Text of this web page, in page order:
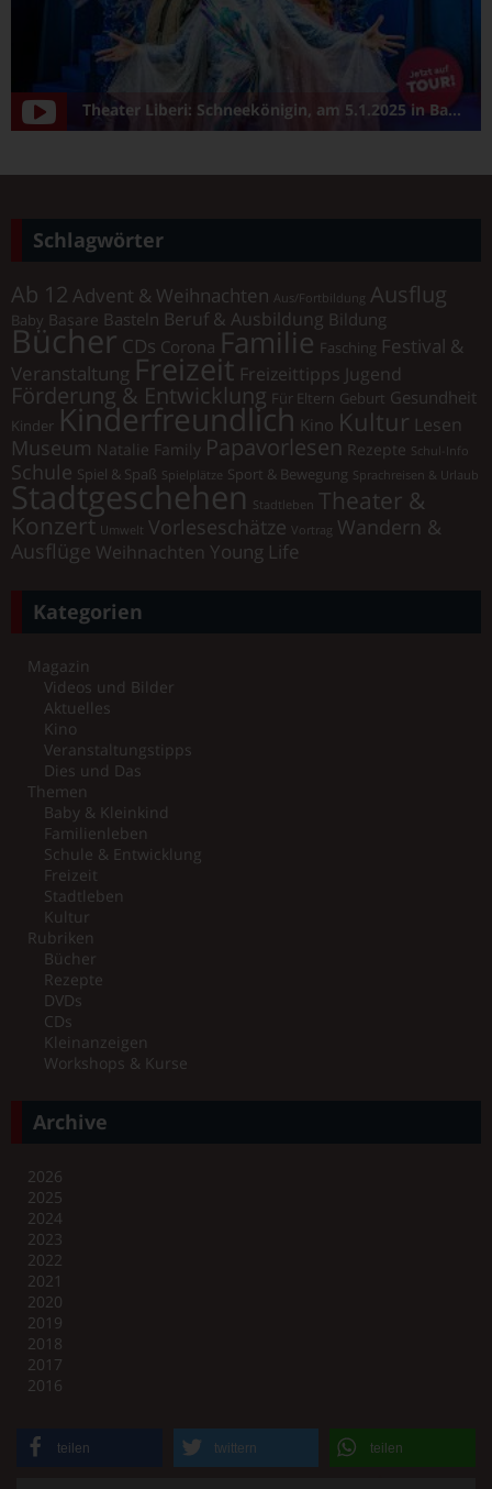
Theater Liberi: Schneekönigin, am 5.1.2025 in Bamberg/Konzerthalle
Schlagwörter
Ab 12 Advent & Weihnachten Aus/Fortbildung Ausflug
Baby Basare Basteln Beruf & Ausbildung Bildung
Bücher CDs Corona Familie Fasching Festival &
Veranstaltung Freizeit Freizeittipps Jugend
Förderung & Entwicklung Für Eltern Geburt Gesundheit
Kinder Kinderfreundlich Kino Kultur Lesen
Museum Natalie Family Papavorlesen Rezepte Schul-Info
Schule Spiel & Spaß Spielplätze Sport & Bewegung Sprachreisen & Urlaub
Stadtgeschehen Stadtleben Theater &
Konzert Umwelt Vorleseschätze Vortrag Wandern &
Ausflüge Weihnachten Young Life
Kategorien
Magazin
Videos und Bilder
Aktuelles
Kino
Veranstaltungstipps
Dies und Das
Themen
Baby & Kleinkind
Familienleben
Schule & Entwicklung
Freizeit
Stadtleben
Kultur
Rubriken
Bücher
Rezepte
DVDs
CDs
Kleinanzeigen
Workshops & Kurse
Archive
2026
2025
2024
2023
2022
2021
2020
2019
2018
2017
2016
teilen twittern teilen